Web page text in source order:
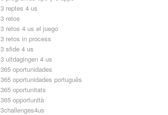
3 reptes 4 us
3 retos
3 retos 4 us el juego
3 retos in process
3 sfide 4 us
3 uitdagingen 4 us
365 oportunidades
365 oportunidades português
365 oportunitats
365 opportunità
3challenges4us